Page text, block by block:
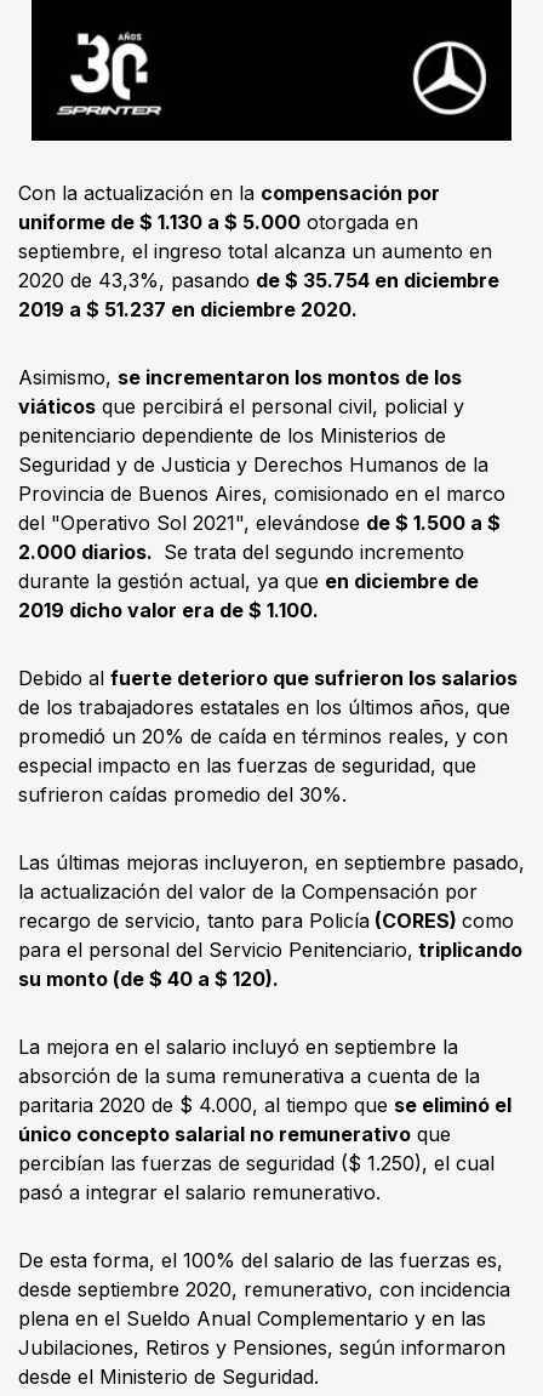
Con la actualización en la compensación por
uniforme de $ 1.130 a $ 5.000 otorgada en
septiembre, el ingreso total alcanza un aumento en
2020 de 43,3%, pasando de $ 35.754 en diciembre
2019 a $ 51.237 en diciembre 2020.
Asimismo, se incrementaron los montos de los
viáticos que percibirá el personal civil, policial y
penitenciario dependiente de los Ministerios de
Seguridad y de Justicia y Derechos Humanos de la
Provincia de Buenos Aires, comisionado en el marco
del "Operativo Sol 2021", elevándose de $ 1.500 a $
2.000 diarios. Se trata del segundo incremento
durante la gestión actual, ya que en diciembre de
2019 dicho valor era de $ 1.100.
Debido al fuerte deterioro que sufrieron los salarios
de los trabajadores estatales en los últimos años, que
promedió un 20% de caída en términos reales, y con
especial impacto en las fuerzas de seguridad, que
sufrieron caídas promedio del 30%.
Las últimas mejoras incluyeron, en septiembre pasado,
la actualización del valor de la Compensación por
recargo de servicio, tanto para Policía (CORES) como
para el personal del Servicio Penitenciario, triplicando
su monto (de $ 40 a $ 120).
La mejora en el salario incluyó en septiembre la
absorción de la suma remunerativa a cuenta de la
paritaria 2020 de $ 4.000, al tiempo que se eliminó el
único concepto salarial no remunerativo que
percibían las fuerzas de seguridad ($ 1.250), el cual
pasó a integrar el salario remunerativo.
De esta forma, el 100% del salario de las fuerzas es,
desde septiembre 2020, remunerativo, con incidencia
plena en el Sueldo Anual Complementario y en las
Jubilaciones, Retiros y Pensiones, según informaron
desde el Ministerio de Seguridad.